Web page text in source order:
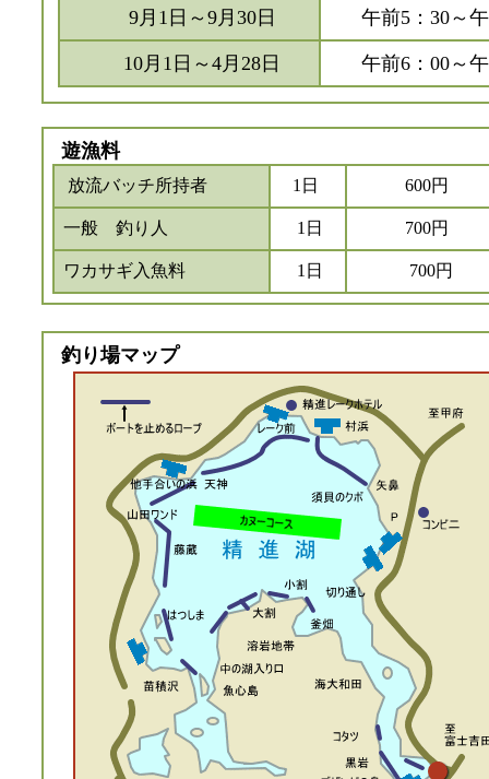
9月1日～9月30日 午前5：30～
10月1日～4月28日 午前6：00～
遊漁料
放流バッチ所持者 1日 600円
一般 釣り人 1日 700円
ワカサギ入魚料 1日 700円
釣り場マップ